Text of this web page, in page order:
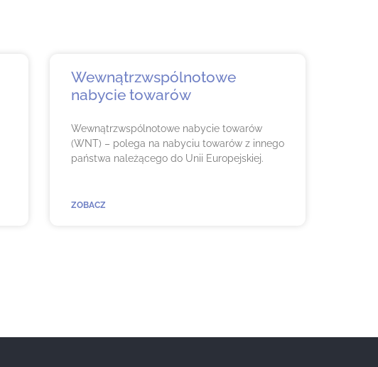
Wewnątrzwspólnotowe
nabycie towarów
Wewnątrzwspólnotowe nabycie towarów
(WNT) – polega na nabyciu towarów z innego
państwa należącego do Unii Europejskiej.
ZOBACZ